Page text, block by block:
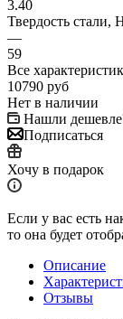
3.40
Твердость стали,
—
59
Все
10790 руб
Нет в наличии
Нашли
Подписаться
Хочу в подарок
Если у вас есть
то она будет
Описание
Отзывы